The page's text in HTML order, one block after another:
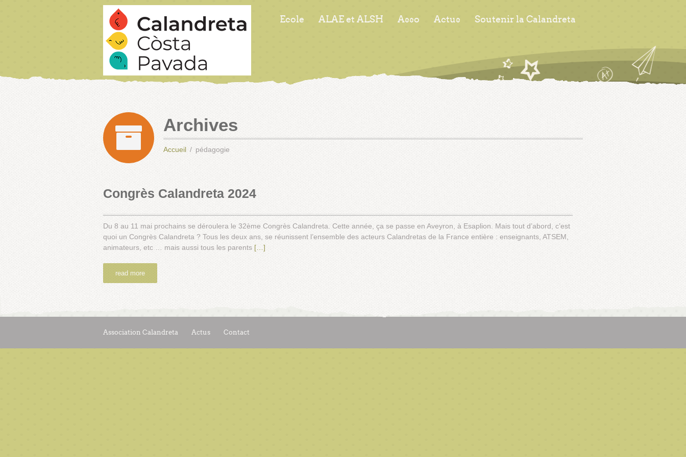
Ecole ALAE et ALSH Asso Actus Soutenir la Calandreta
Archives
Accueil pédagogie
Congrès Calandreta 2024
Du 8 au 11 mai prochains se déroulera le 32ème Congrès Calandreta. Cette année, ça se passe en Aveyron, à Esaplion. Mais tout d’abord, c’est
quoi un Congrès Calandreta ? Tous les deux ans, se réunissent l’ensemble des acteurs Calandretas de la France entière : enseignants, ATSEM,
animateurs, etc … mais aussi tous les parents[…]
read more
Association Calandreta Actus Contact